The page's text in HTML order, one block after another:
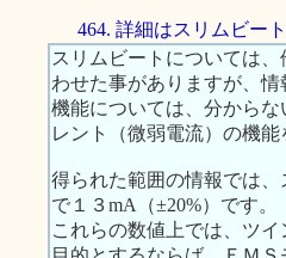
464. 詳細はスリムビー
スリムビートについては
わせた事がありますが、情
機能については、分から
レント（微弱電流）の機
得られた範囲の情報では
で１３mA（±20%）です。
これらの数値上では、ツ